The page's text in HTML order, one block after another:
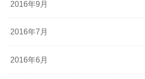
2016年9月
2016年7月
2016年6月